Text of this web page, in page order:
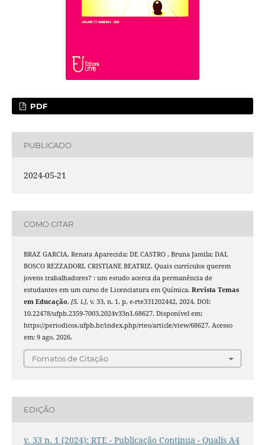
PDF
PUBLICADO
2024-05-21
COMO CITAR
BRAZ GARCIA, Renata Aparecida; DE CASTRO , Bruna Jamila; DAL
BOSCO REZZADORI, CRISTIANE BEATRIZ. Quais currículos querem
jovens trabalhadores? : um estudo acerca da permanência de
estudantes em um curso de Licenciatura em Química. Revista Temas
em Educação, [S. l.], v. 33, n. 1, p. e-rte331202442, 2024. DOI:
10.22478/ufpb.2359-7003.2024v33n1.68627. Disponível em:
https://periodicos.ufpb.br/index.php/rteo/article/view/68627. Acesso
em: 9 ago. 2026.
Fomatos de Citação
EDIÇÃO
v. 33 n. 1 (2024): RTE - Publicação Contínua - Qualis A4